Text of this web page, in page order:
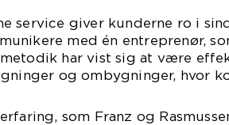
service giver kunderne ro i
med én entreprenør,
metodik har vist sig at være
og ombygninger, hvor
som Franz og